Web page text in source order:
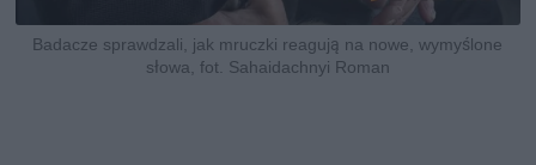
Badacze sprawdzali, jak mruczki reagują na nowe, wymyślone
słowa, fot. Sahaidachnyi Roman